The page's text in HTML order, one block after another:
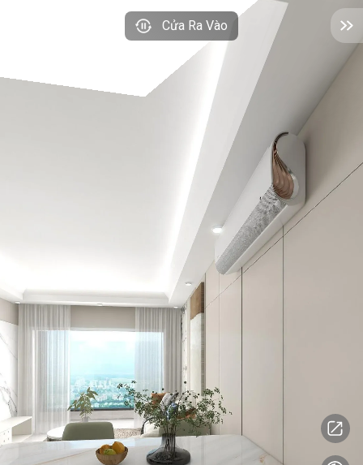
Cửa Ra Vào